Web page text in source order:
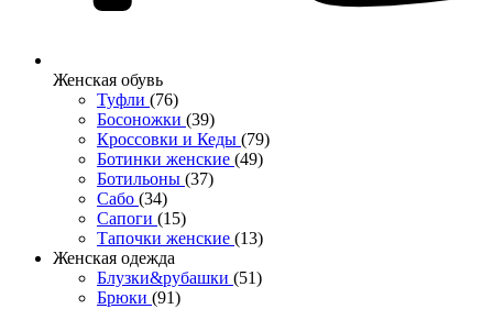
Женcкая обувь
Туфли (76)
Босоножки (39)
Кроссовки и Кеды (79)
Ботинки женские (49)
Ботильоны (37)
Сабо (34)
Сапоги (15)
Тапочки женские (13)
Женская одежда
Блузки&рубашки (51)
Брюки (91)